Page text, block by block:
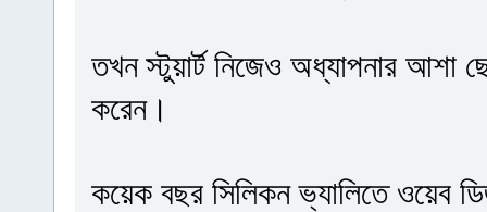
তখন স্টুয়ার্ট নিজেও অধ্যাপনার আশা
করেন।
কয়েক বছর সিলিকন ভ্যালিতে ওয়েব